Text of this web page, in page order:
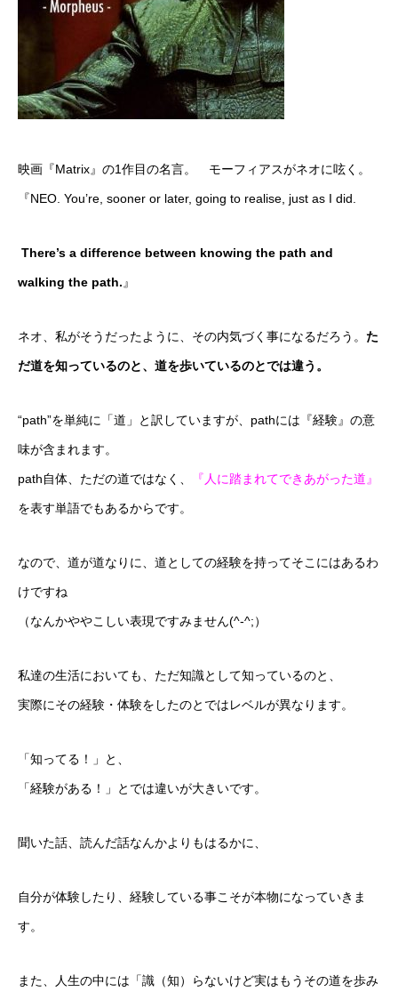
映画『Matrix』の1作目の名言。 モーフィアスがネオに呟く。
『NEO. You’re, sooner or later, going to realise, just as I did.
There’s a difference between knowing the path and
walking the path. 』
ネオ、私がそうだったように、その内気づく事になるだろう。 た
だ道を知っているのと、道を歩いているのとでは違う。
“path”を単純に「道」と訳していますが、pathには『経験』の意
味が含まれます。
path自体、ただの道ではなく、 『人に踏まれてできあがった道』
を表す単語でもあるからです。
なので、道が道なりに、道としての経験を持ってそこにはあるわ
けですね
（なんかややこしい表現ですみません(^-^;）
私達の生活においても、ただ知識として知っているのと、
実際にその経験・体験をしたのとではレベルが異なります。
「知ってる！」と、
「経験がある！」とでは違いが大きいです。
聞いた話、読んだ話なんかよりもはるかに、
自分が体験したり、経験している事こそが本物になっていきま
す。
また、人生の中には「識（知）らないけど実はもうその道を歩み